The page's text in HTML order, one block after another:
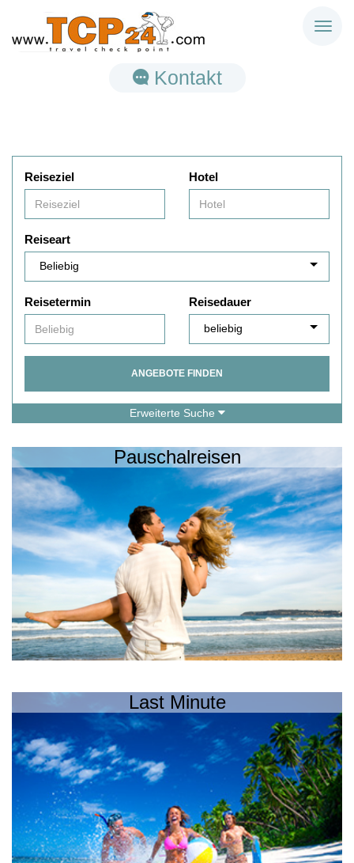
Toggle
Kontakt
Reiseziel Hotel
Reiseart
Reisetermin Reisedauer
ANGEBOTE FINDEN
Erweiterte Suche
Pauschalreisen
Last Minute